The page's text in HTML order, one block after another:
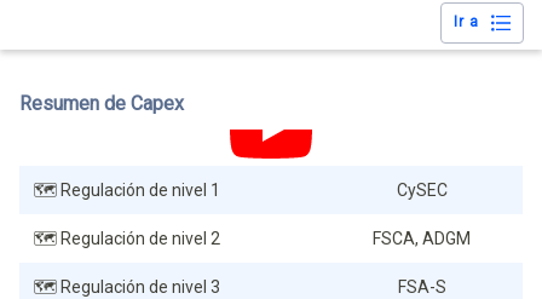
Ir a
Resumen de Capex
🗺️ Regulación de nivel 1 CySEC
🗺️ Regulación de nivel 2 FSCA, ADGM
🗺️ Regulación de nivel 3 FSA-S